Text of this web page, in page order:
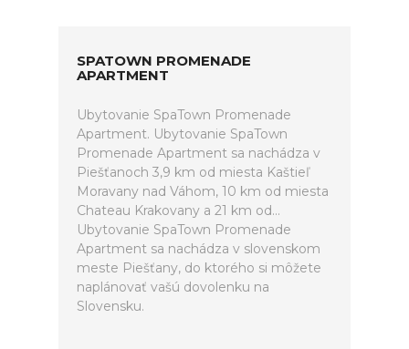
SPATOWN PROMENADE
APARTMENT
Ubytovanie SpaTown Promenade
Apartment. Ubytovanie SpaTown
Promenade Apartment sa nachádza v
Piešťanoch 3,9 km od miesta Kaštieľ
Moravany nad Váhom, 10 km od miesta
Chateau Krakovany a 21 km od...
Ubytovanie SpaTown Promenade
Apartment sa nachádza v slovenskom
meste Piešťany, do ktorého si môžete
naplánovať vašú dovolenku na
Slovensku.